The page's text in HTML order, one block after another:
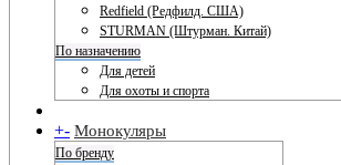
Redfield (Редфилд. США)
STURMAN (Штурман. Китай)
По назначению
Для детей
Для охоты и спорта
+- Монокуляры
По бренду